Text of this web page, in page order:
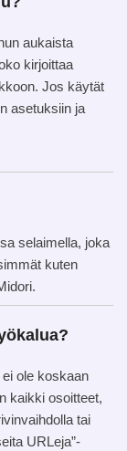
aukaista
kirjoittaa
Jos käytät
asetuksiin ja
selaimella, joka
kuten
ole koskaan
kaikki osoitteet,
tai
URLeja”-